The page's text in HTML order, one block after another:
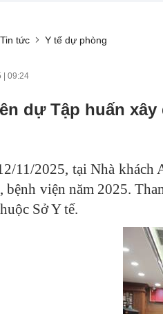
Tin tức Y tế dự phòng
| 09:24
dự Tập huấn
11/2025, tại Nhà khách
bệnh viện năm 2025.
Sở Y tế.